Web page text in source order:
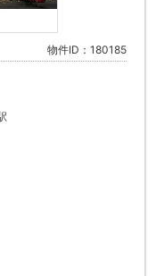
物件ID：180185